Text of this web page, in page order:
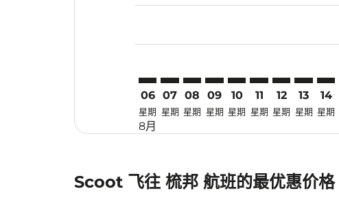
06
星期
8月
07
星期
08
星期
09
星期
10
星期
11
星期
12
星期
13
星期
14
星期
Scoot 飞往 梳邦 航班的最优惠价格